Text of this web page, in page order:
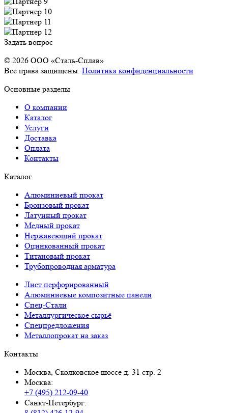
Задать вопрос
© 2026 OOO «Сталь-Сплав»
Все права защищены. Политика конфиденциальности
Основные разделы
О компании
Каталог
Услуги
Доставка
Оплата
Контакты
Каталог
Алюминиевый прокат
Бронзовый прокат
Латунный прокат
Медный прокат
Нержавеющий прокат
Оцинкованный прокат
Титановый прокат
Трубопроводная арматура
Лист перфорированный
Алюминиевые композитные панели
Спец-Стали
Металлургическое сырьё
Спецпредложения
Металлопрокат на заказ
Контакты
Москва, Сколковское шоссе д. 31 стр. 2
Москва:
+7 (495) 212-09-40
Санкт-Петербург: